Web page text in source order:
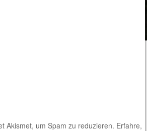
Akismet, um Spam zu reduzieren. Erfahre,